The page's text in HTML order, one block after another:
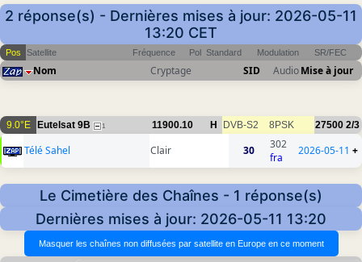
2 réponse(s) - Dernières mises à jour: 2026-05-11
13:20 CET
Pos Satellite Fréquence Pol Standard Modulation SR/FEC
Nom Cryptage SID AudioMise à jour
9.0°E Eutelsat 9B 1 11900.10 H DVB-S2 8PSK 27500 2/3
Télé Sahel Clair 30
302
fra
2026-05-11 +
Le Cimetière des Chaînes - 1 réponse(s)
Dernières mises à jour: 2026-05-11 13:20